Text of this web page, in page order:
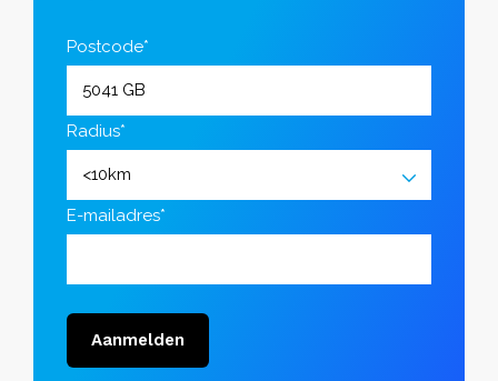
Postcode*
Radius*
E-mailadres*
Aanmelden